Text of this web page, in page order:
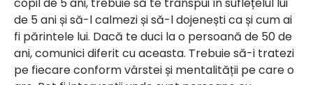
copil de 5 ani, trebuie să te transpui în suflețelul lui
de 5 ani și să-l calmezi și să-l dojenești ca și cum ai
fi părintele lui. Dacă te duci la o persoană de 50 de
ani, comunici diferit cu aceasta. Trebuie să-i tratezi
pe fiecare conform vârstei și mentalității pe care o